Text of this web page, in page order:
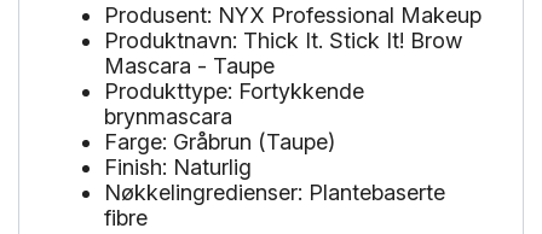
Produsent: NYX Professional Makeup
Produktnavn: Thick It. Stick It! Brow
Mascara - Taupe
Produkttype: Fortykkende
brynmascara
Farge: Gråbrun (Taupe)
Finish: Naturlig
Nøkkelingredienser: Plantebaserte
fibre